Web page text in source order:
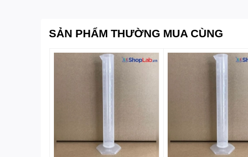
SẢN PHẨM THƯỜNG MUA CÙNG